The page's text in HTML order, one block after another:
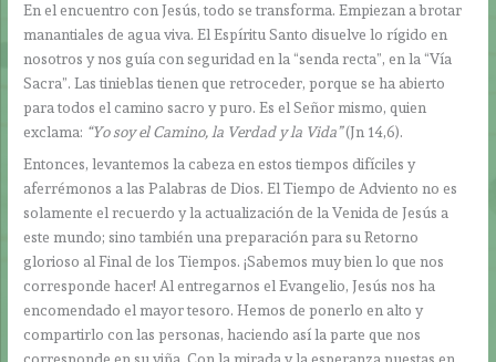
En el encuentro con Jesús, todo se transforma. Empiezan a brotar
manantiales de agua viva. El Espíritu Santo disuelve lo rígido en
nosotros y nos guía con seguridad en la “senda recta”, en la “Vía
Sacra”. Las tinieblas tienen que retroceder, porque se ha abierto
para todos el camino sacro y puro. Es el Señor mismo, quien
exclama: “Yo soy el Camino, la Verdad y la Vida”(Jn 14,6).
Entonces, levantemos la cabeza en estos tiempos difíciles y
aferrémonos a las Palabras de Dios. El Tiempo de Adviento no es
solamente el recuerdo y la actualización de la Venida de Jesús a
este mundo; sino también una preparación para su Retorno
glorioso al Final de los Tiempos. ¡Sabemos muy bien lo que nos
corresponde hacer! Al entregarnos el Evangelio, Jesús nos ha
encomendado el mayor tesoro. Hemos de ponerlo en alto y
compartirlo con las personas, haciendo así la parte que nos